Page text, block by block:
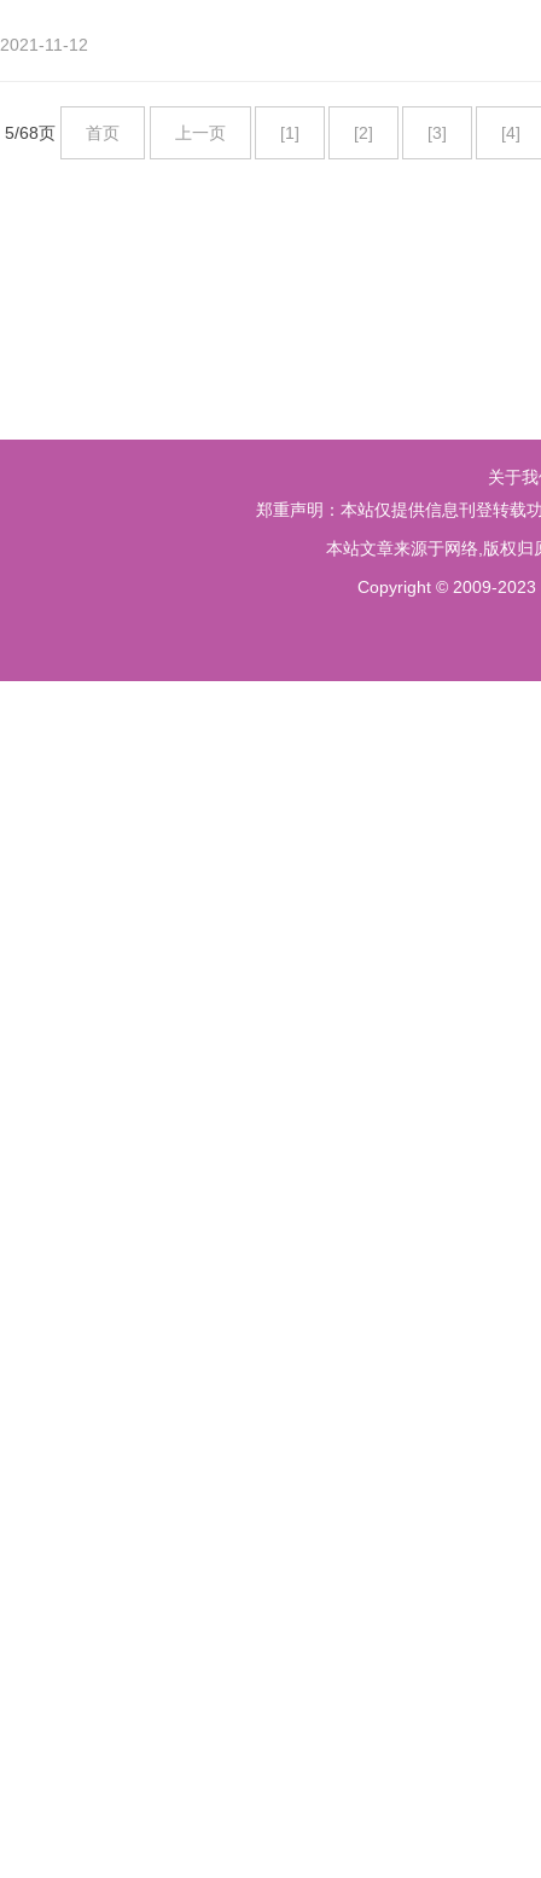
2021-11-12
5/68页 首页 上一页 [1] [2] [3] [4]
关于
郑重声明：本站仅提供信息刊登转载
本站文章来源于网络,版权
Copyright © 2009-2023